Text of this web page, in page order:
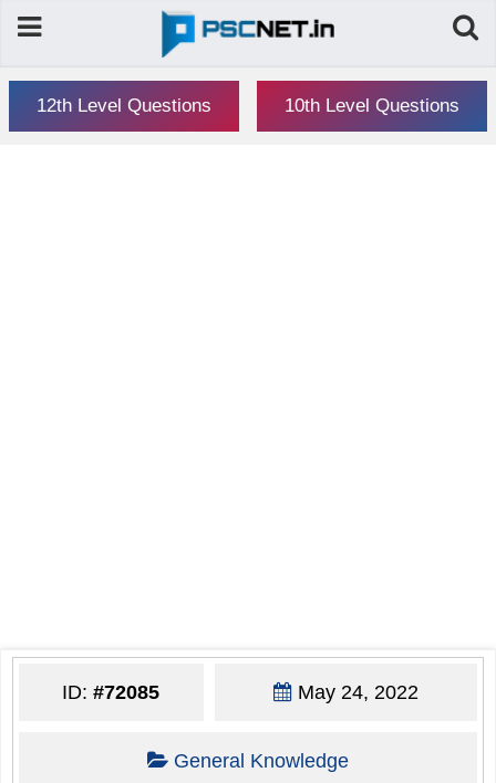
12th Level Questions 10th Level Questions
ID:#72085 May 24, 2022
General Knowledge